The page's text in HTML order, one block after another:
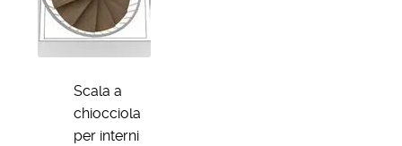
Scala a
chiocciola
per interni